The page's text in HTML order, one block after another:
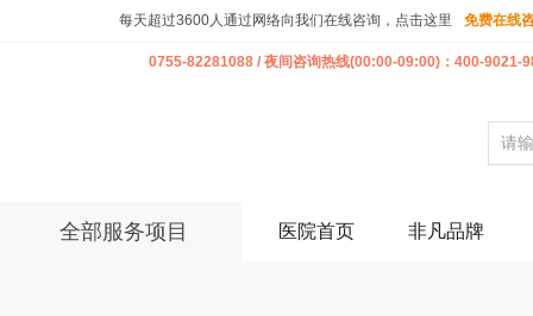
每天超过3600人通过网络向我们在线咨询，点击这里 免费在线
0755-82281088 / 夜间咨询热线(00:00-09:00)：400-9021-
全部服务项目 医院首页 非凡品牌